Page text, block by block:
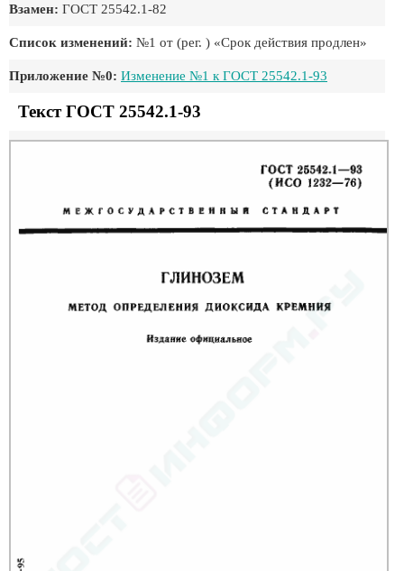
Взамен: ГОСТ 25542.1-82
Список изменений: №1 от (рег. ) «Срок действия продлен»
Приложение №0: Изменение №1 к ГОСТ 25542.1-93
Текст ГОСТ 25542.1-93